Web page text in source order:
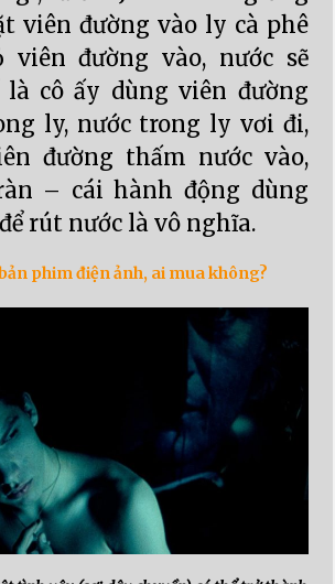
viên đường vào ly cà phê
viên đường vào, nước sẽ
cô ấy dùng viên đường
ly, nước trong ly vơi đi,
đường thấm nước vào,
– cái hành động dùng
rút nước là vô nghĩa.
phim điện ảnh, ai mua không?